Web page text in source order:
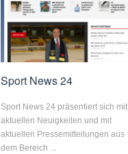
Sport News 24
Sport News 24 präsentiert sich mit
aktuellen Neuigkeiten und mit
aktuellen Pressemitteilungen aus
dem Bereich ...